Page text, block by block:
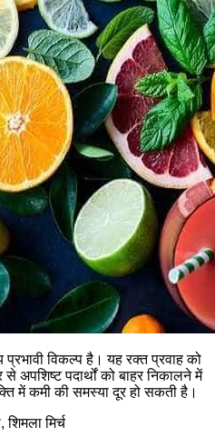
प्रभावी विकल्प है। यह रक्त प्रवाह को
अपशिष्ट पदार्थों को बाहर निकालने में
में कमी की समस्या दूर हो सकती है।
मिर्च